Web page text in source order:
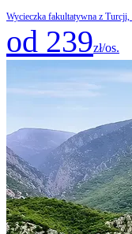
Wycieczka fakultatywna z
od 239zł/os.